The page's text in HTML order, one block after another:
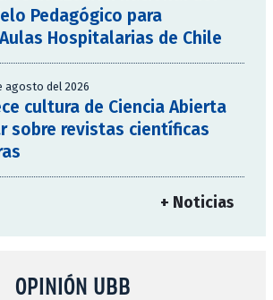
Pedagógico para
Hospitalarias de Chile
agosto del 2026
cultura de Ciencia Abierta
sobre revistas científicas
+ Noticias
OPINIÓN UBB